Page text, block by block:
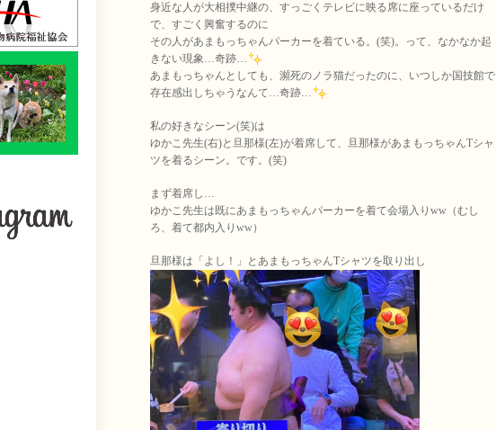
身近な人が大相撲中継の、すっごくテレビに映る席に座っているだけ
で、すごく興奮するのに
その人があまもっちゃんパーカーを着ている。(笑)。って、なかなか起
きない現象…奇跡…
あまもっちゃんとしても、瀕死のノラ猫だったのに、いつしか国技館で
存在感出しちゃうなんて…奇跡…
私の好きなシーン(笑)は
ゆかこ先生(右)と旦那様(左)が着席して、旦那様があまもっちゃんTシャ
ツを着るシーン。です。(笑)
まず着席し…
ゆかこ先生は既にあまもっちゃんパーカーを着て会場入りww（むし
ろ、着て都内入りww）
旦那様は「よし！」とあまもっちゃんTシャツを取り出し